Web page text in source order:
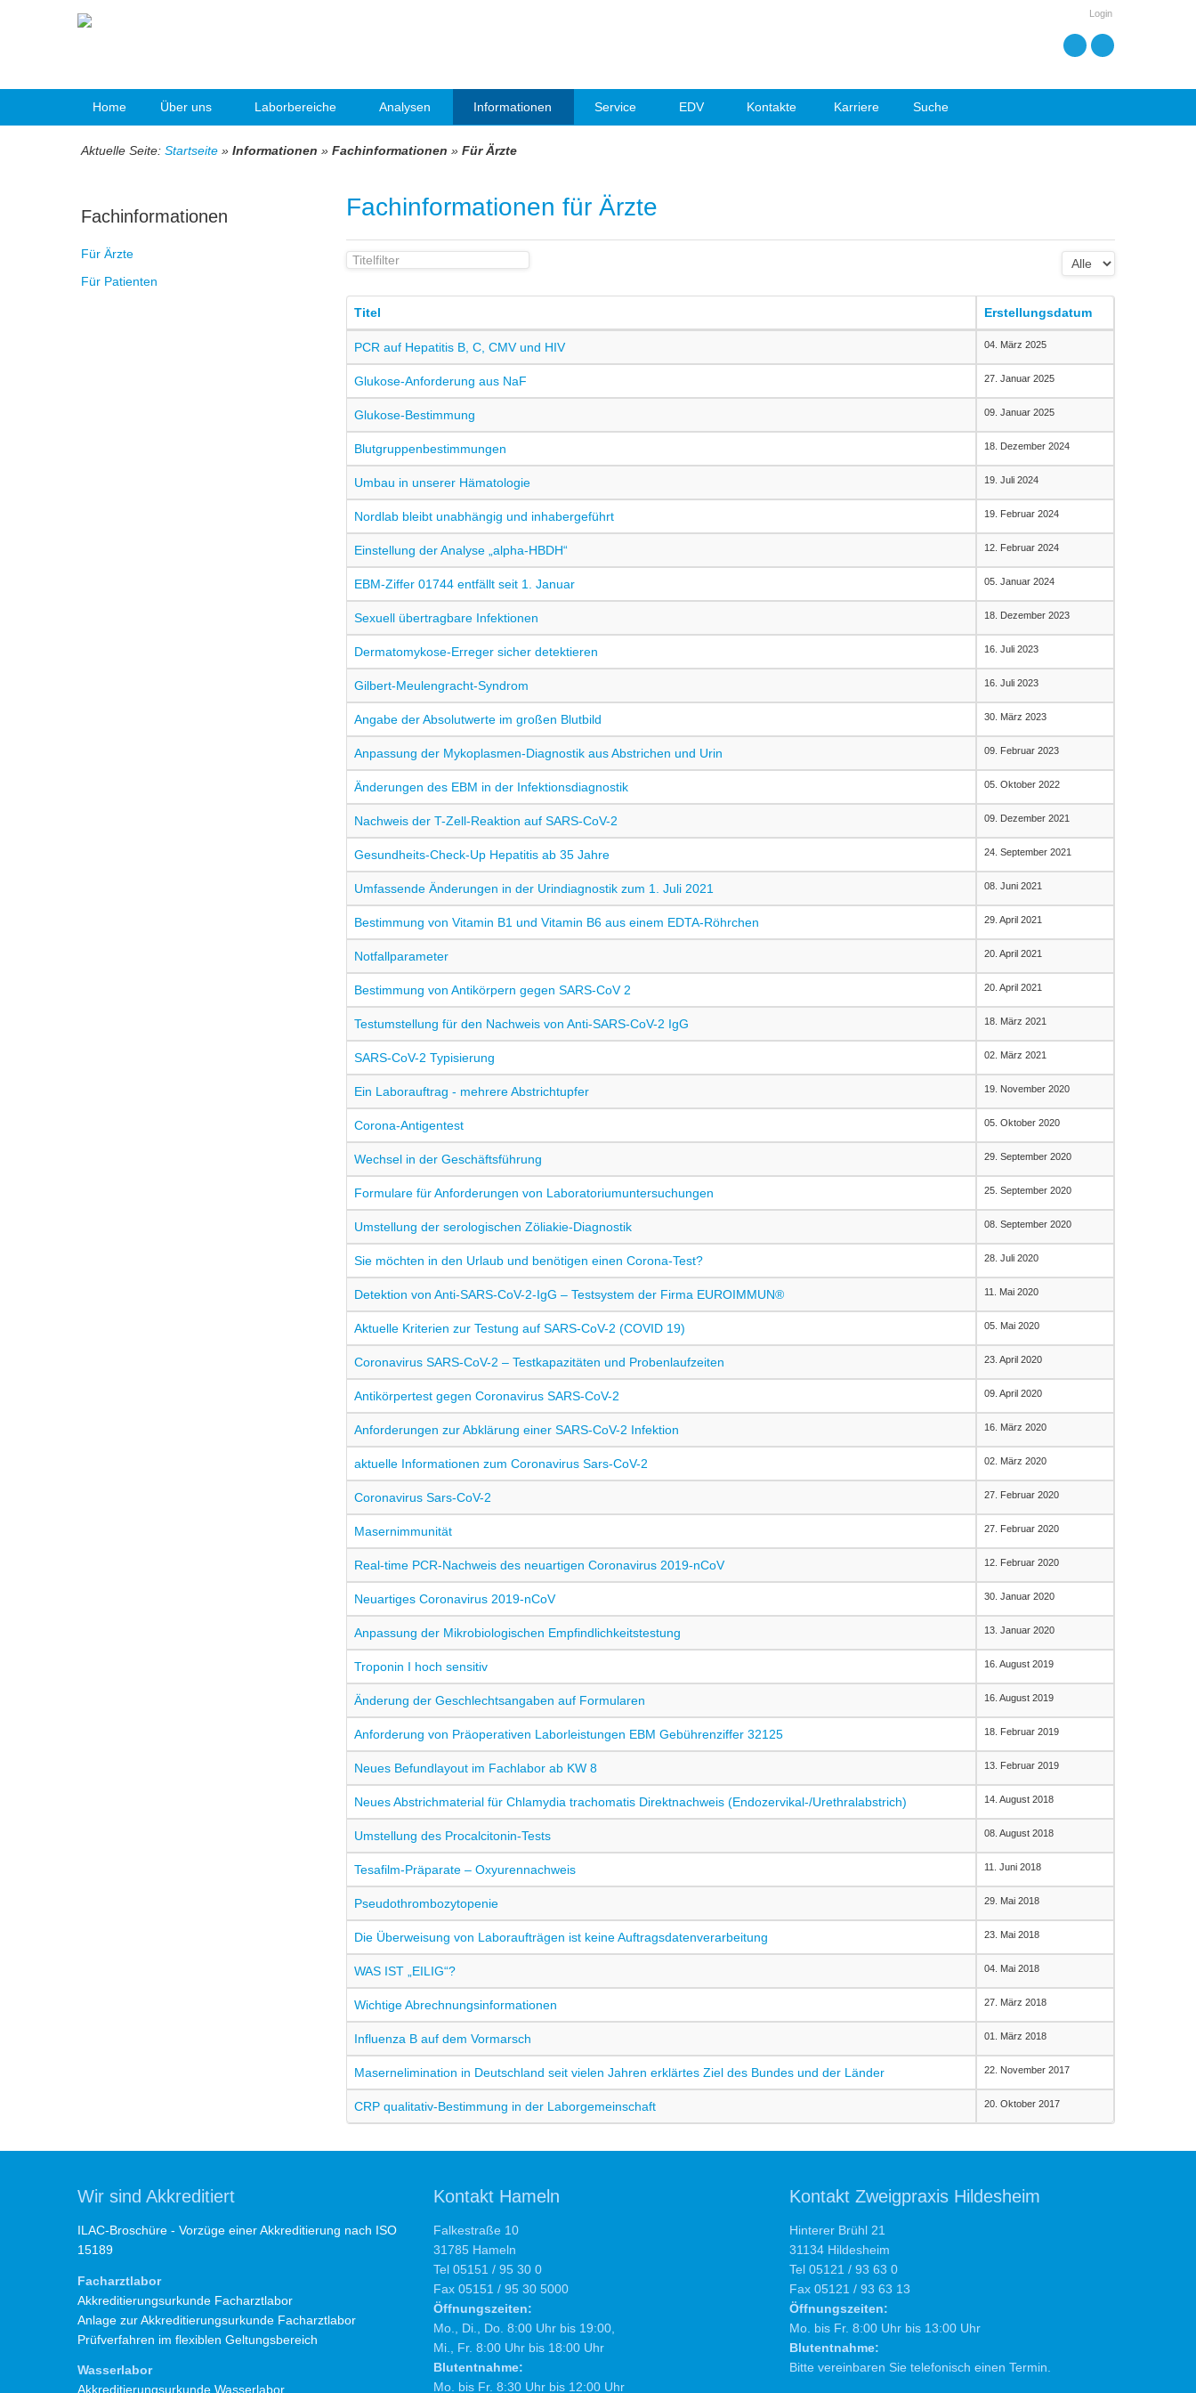
Login
Home Über uns Laborbereiche Analysen Informationen Service EDV Kontakte Karriere Suche
Aktuelle Seite: Startseite » Informationen » Fachinformationen » Für Ärzte
Fachinformationen
Für Ärzte
Für Patienten
Fachinformationen für Ärzte
Titelfilter Anzeige #
Titel Erstellungsdatum
PCR auf Hepatitis B, C, CMV und HIV 04. März 2025
Glukose-Anforderung aus NaF 27. Januar 2025
Glukose-Bestimmung 09. Januar 2025
Blutgruppenbestimmungen 18. Dezember 2024
Umbau in unserer Hämatologie 19. Juli 2024
Nordlab bleibt unabhängig und inhabergeführt 19. Februar 2024
Einstellung der Analyse „alpha-HBDH“ 12. Februar 2024
EBM-Ziffer 01744 entfällt seit 1. Januar 05. Januar 2024
Sexuell übertragbare Infektionen 18. Dezember 2023
Dermatomykose-Erreger sicher detektieren 16. Juli 2023
Gilbert-Meulengracht-Syndrom 16. Juli 2023
Angabe der Absolutwerte im großen Blutbild 30. März 2023
Anpassung der Mykoplasmen-Diagnostik aus Abstrichen und Urin 09. Februar 2023
Änderungen des EBM in der Infektionsdiagnostik 05. Oktober 2022
Nachweis der T-Zell-Reaktion auf SARS-CoV-2 09. Dezember 2021
Gesundheits-Check-Up Hepatitis ab 35 Jahre 24. September 2021
Umfassende Änderungen in der Urindiagnostik zum 1. Juli 2021 08. Juni 2021
Bestimmung von Vitamin B1 und Vitamin B6 aus einem EDTA-Röhrchen 29. April 2021
Notfallparameter 20. April 2021
Bestimmung von Antikörpern gegen SARS-CoV 2 20. April 2021
Testumstellung für den Nachweis von Anti-SARS-CoV-2 IgG 18. März 2021
SARS-CoV-2 Typisierung 02. März 2021
Ein Laborauftrag - mehrere Abstrichtupfer 19. November 2020
Corona-Antigentest 05. Oktober 2020
Wechsel in der Geschäftsführung 29. September 2020
Formulare für Anforderungen von Laboratoriumuntersuchungen 25. September 2020
Umstellung der serologischen Zöliakie-Diagnostik 08. September 2020
Sie möchten in den Urlaub und benötigen einen Corona-Test? 28. Juli 2020
Detektion von Anti-SARS-CoV-2-IgG – Testsystem der Firma EUROIMMUN® 11. Mai 2020
Aktuelle Kriterien zur Testung auf SARS-CoV-2 (COVID 19) 05. Mai 2020
Coronavirus SARS-CoV-2 – Testkapazitäten und Probenlaufzeiten 23. April 2020
Antikörpertest gegen Coronavirus SARS-CoV-2 09. April 2020
Anforderungen zur Abklärung einer SARS-CoV-2 Infektion 16. März 2020
aktuelle Informationen zum Coronavirus Sars-CoV-2 02. März 2020
Coronavirus Sars-CoV-2 27. Februar 2020
Masernimmunität 27. Februar 2020
Real-time PCR-Nachweis des neuartigen Coronavirus 2019-nCoV 12. Februar 2020
Neuartiges Coronavirus 2019-nCoV 30. Januar 2020
Anpassung der Mikrobiologischen Empfindlichkeitstestung 13. Januar 2020
Troponin I hoch sensitiv 16. August 2019
Änderung der Geschlechtsangaben auf Formularen 16. August 2019
Anforderung von Präoperativen Laborleistungen EBM Gebührenziffer 32125 18. Februar 2019
Neues Befundlayout im Fachlabor ab KW 8 13. Februar 2019
Neues Abstrichmaterial für Chlamydia trachomatis Direktnachweis (Endozervikal-/Urethralabstrich) 14. August 2018
Umstellung des Procalcitonin-Tests 08. August 2018
Tesafilm-Präparate – Oxyurennachweis 11. Juni 2018
Pseudothrombozytopenie 29. Mai 2018
Die Überweisung von Laboraufträgen ist keine Auftragsdatenverarbeitung 23. Mai 2018
WAS IST „EILIG“? 04. Mai 2018
Wichtige Abrechnungsinformationen 27. März 2018
Influenza B auf dem Vormarsch 01. März 2018
Masernelimination in Deutschland seit vielen Jahren erklärtes Ziel des Bundes und der Länder 22. November 2017
CRP qualitativ-Bestimmung in der Laborgemeinschaft 20. Oktober 2017
Wir sind Akkreditiert
ILAC-Broschüre - Vorzüge einer Akkreditierung nach ISO
15189
Facharztlabor
Akkreditierungsurkunde Facharztlabor
Anlage zur Akkreditierungsurkunde Facharztlabor
Prüfverfahren im flexiblen Geltungsbereich
Wasserlabor
Akkreditierungsurkunde Wasserlabor
Kontakt Hameln
Falkestraße 10
31785 Hameln
Tel 05151 / 95 30 0
Fax 05151 / 95 30 5000
Öffnungszeiten:
Mo., Di., Do. 8:00 Uhr bis 19:00,
Mi., Fr. 8:00 Uhr bis 18:00 Uhr
Blutentnahme:
Mo. bis Fr. 8:30 Uhr bis 12:00 Uhr
Kontakt Zweigpraxis Hildesheim
Hinterer Brühl 21
31134 Hildesheim
Tel 05121 / 93 63 0
Fax 05121 / 93 63 13
Öffnungszeiten:
Mo. bis Fr. 8:00 Uhr bis 13:00 Uhr
Blutentnahme:
Bitte vereinbaren Sie telefonisch einen Termin.